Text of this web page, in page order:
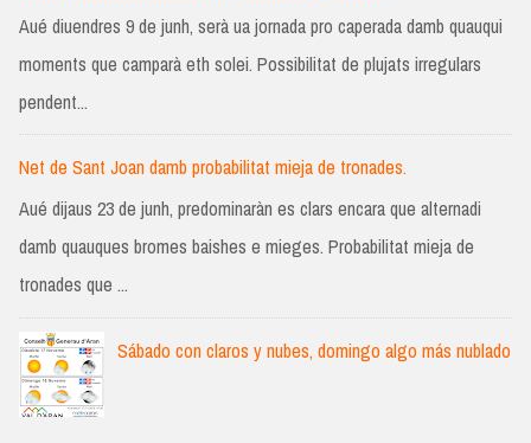
Aué diuendres 9 de junh, serà ua jornada pro caperada damb quauqui
moments que camparà eth solei. Possibilitat de plujats irregulars
pendent...
Net de Sant Joan damb probabilitat mieja de tronades.
Aué dijaus 23 de junh, predominaràn es clars encara que alternadi
damb quauques bromes baishes e mieges. Probabilitat mieja de
tronades que ...
Sábado con claros y nubes, domingo algo más nublado